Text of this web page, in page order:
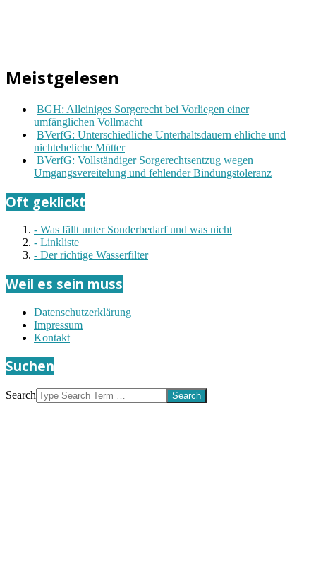
Meistgelesen
BGH: Alleiniges Sorgerecht bei Vorliegen einer
umfänglichen Vollmacht
BVerfG: Unterschiedliche Unterhaltsdauern ehliche und
nichteheliche Mütter
BVerfG: Vollständiger Sorgerechtsentzug wegen
Umgangsvereitelung und fehlender Bindungstoleranz
Oft geklickt
- Was fällt unter Sonderbedarf und was nicht
- Linkliste
- Der richtige Wasserfilter
Weil es sein muss
Datenschutzerklärung
Impressum
Kontakt
Suchen
Search